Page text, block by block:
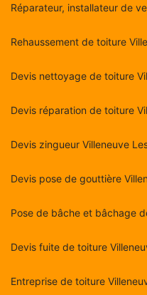
Réparateur, installateur de
Rehaussement de toiture
Devis nettoyage de toiture
Devis réparation de toiture
Devis zingueur Villeneuve
Devis pose de gouttière
Pose de bâche et bâchage
Devis fuite de toiture
Entreprise de toiture